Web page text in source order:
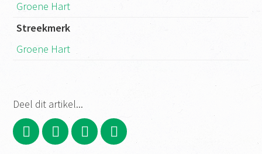
Groene Hart
Streekmerk
Groene Hart
Deel dit artikel...